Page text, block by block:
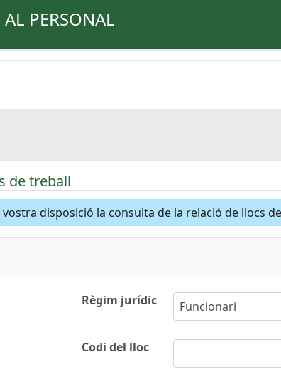
PERSONAL
de treball
vostra disposició la consulta de la relació de llocs
Règim jurídic Funcionari
Codi del lloc